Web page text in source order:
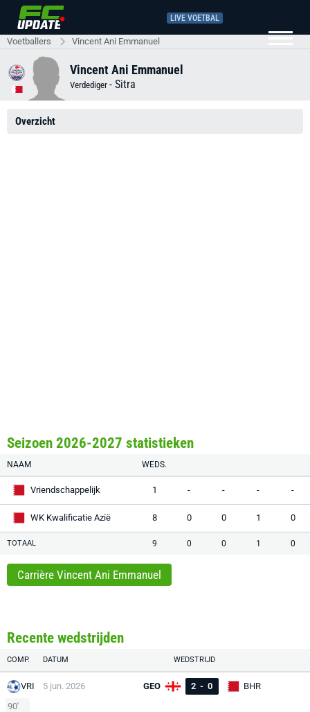
LIVE VOETBAL
Voetballers Vincent Ani Emmanuel
Vincent Ani Emmanuel
Verdediger - Sitra
Overzicht
Seizoen 2026-2027 statistieken
NAAM WEDS.
Vriendschappelijk 1 - - - -
WK Kwalificatie Azië 8 0 0 1 0
TOTAAL 9 0 0 1 0
Carrière Vincent Ani Emmanuel
Recente wedstrijden
COMP. DATUM WEDSTRIJD
VRI 5 jun. 2026 GEO 2 - 0
BHR
90'